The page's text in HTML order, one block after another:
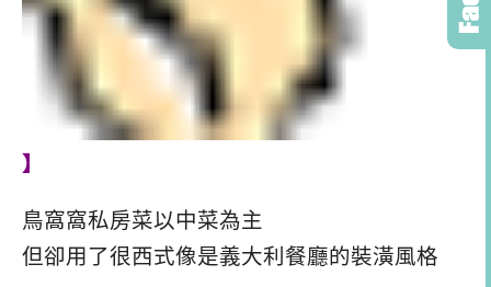
】
鳥窩窩私房菜以中菜為主
但卻用了很西式像是義大利餐廳的裝潢風格